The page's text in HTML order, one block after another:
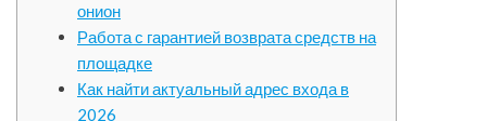
онион
Работа с гарантией возврата средств на
площадке
Как найти актуальный адрес входа в
2026